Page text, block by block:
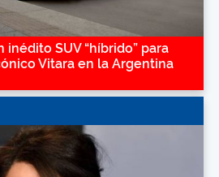
inédito SUV “híbrido” para
Vitara en la Argentina